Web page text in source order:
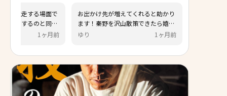
クが並走する場面で
したりするのと同
犬を散歩中の飼い主
ャーパークに行く
ちよく利用出来るよ
開設を一早く望みま
1ヶ月前
お出かけ先が増えてくれると助かり
ます！秦野を沢山散策できたら嬉し
いです。
ゆり 1ヶ月前